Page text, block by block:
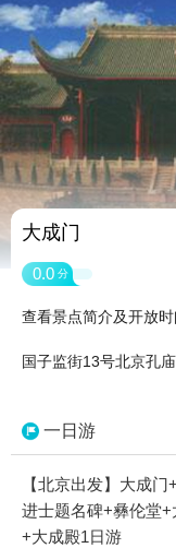
大成门
0.0 分
查看景点简介及开放时
国子监街13号北京孔
一日游
【北京出发】大成
进士题名碑+彝伦堂
+大成殿1日游
